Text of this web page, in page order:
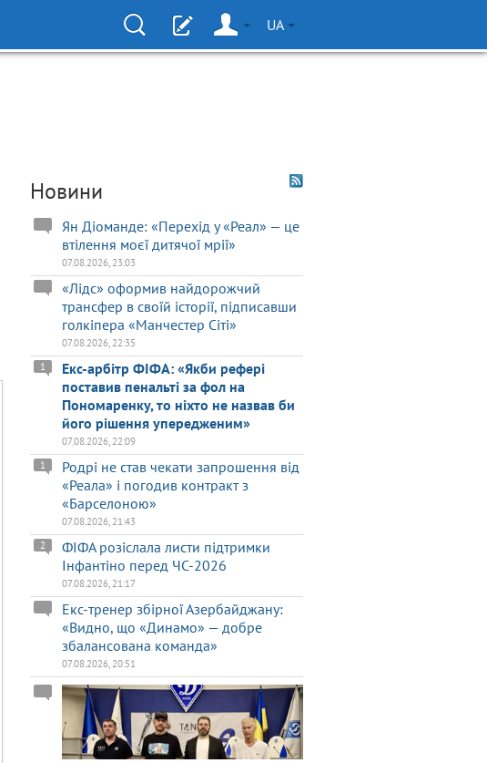
UA
Новини
Ян Діоманде: «Перехід у «Реал» — це
втілення моєї дитячої мрії»
07.08.2026, 23:03
«Лідс» оформив найдорожчий
трансфер в своїй історії, підписавши
голкіпера «Манчестер Сіті»
07.08.2026, 22:35
Екс-арбітр ФІФА: «Якби рефері
поставив пенальті за фол на
Пономаренку, то ніхто не назвав би
його рішення упередженим»
1
07.08.2026, 22:09
Родрі не став чекати запрошення від
«Реала» і погодив контракт з
«Барселоною»
1
07.08.2026, 21:43
ФІФА розіслала листи підтримки
Інфантіно перед ЧС-2026
2
07.08.2026, 21:17
Екс-тренер збірної Азербайджану:
«Видно, що «Динамо» — добре
збалансована команда»
07.08.2026, 20:51